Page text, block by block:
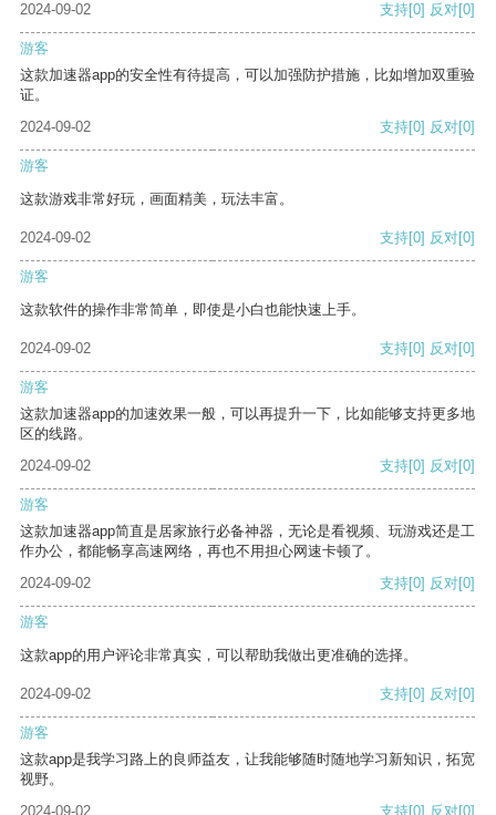
2024-09-02 支持[0] 反对[0]
游客
这款加速器app的安全性有待提高，可以加强防护措施，比如增加双重验
证。
2024-09-02
支持[0] 反对[0]
游客
这款游戏非常好玩，画面精美，玩法丰富。
2024-09-02 支持[0] 反对[0]
游客
这款软件的操作非常简单，即使是小白也能快速上手。
2024-09-02 支持[0] 反对[0]
游客
这款加速器app的加速效果一般，可以再提升一下，比如能够支持更多地
区的线路。
2024-09-02
支持[0] 反对[0]
游客
这款加速器app简直是居家旅行必备神器，无论是看视频、玩游戏还是工
作办公，都能畅享高速网络，再也不用担心网速卡顿了。
2024-09-02
支持[0] 反对[0]
游客
这款app的用户评论非常真实，可以帮助我做出更准确的选择。
2024-09-02 支持[0] 反对[0]
游客
这款app是我学习路上的良师益友，让我能够随时随地学习新知识，拓宽
视野。
2024-09-02
支持[0] 反对[0]